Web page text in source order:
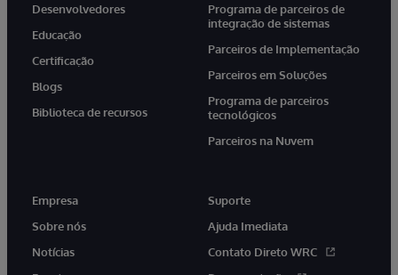
Desenvolvedores
Educação
Certificação
Blogs
Biblioteca de recursos
Programa de parceiros de
integração de sistemas
Parceiros de Implementação
Parceiros em Soluções
Programa de parceiros
tecnológicos
Parceiros na Nuvem
Empresa
Sobre nós
Notícias
Suporte
Ajuda Imediata
Contato Direto WRC